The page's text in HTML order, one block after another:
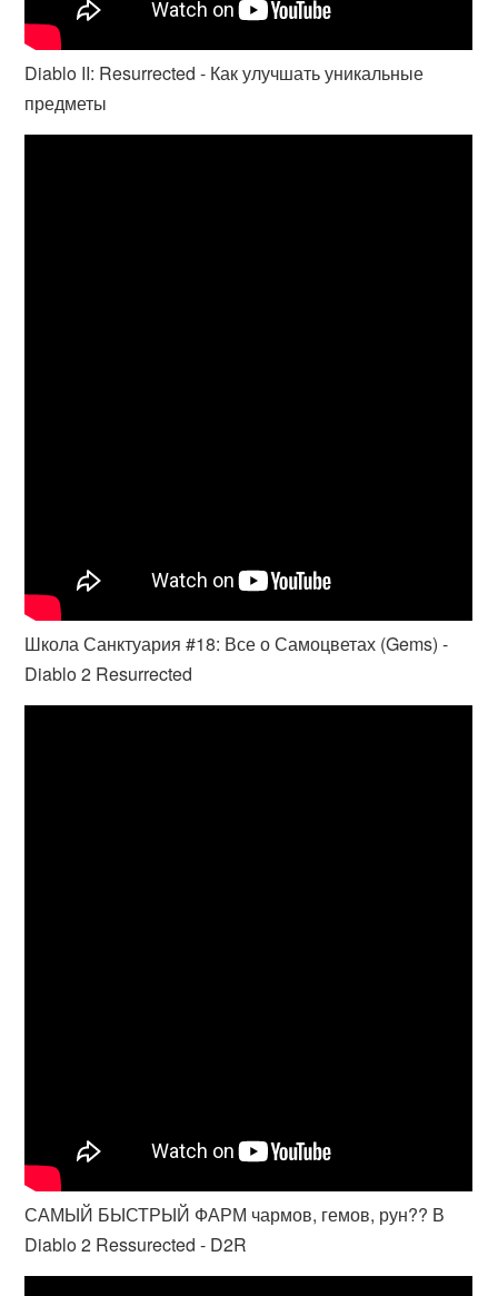
Diablo II: Resurrected - Как улучшать уникальные
предметы
Школа Санктуария #18: Все о Самоцветах (Gems) -
Diablo 2 Resurrected
САМЫЙ БЫСТРЫЙ ФАРМ чармов, гемов, рун?? В
Diablo 2 Ressurected - D2R